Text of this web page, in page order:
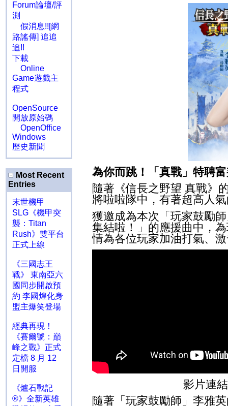
Forum論壇/評
測
假消息!![網
路謠傳] 追追
追!!
下載
Online
Game遊戲主
程式
OpenSource
開放原始碼
OpenOffice
Windows
歷史新聞
Most Recent
Entries
末世機甲
SLG《機甲突
襲：Titan
Rush》雙平台
正式上線
《三國志王
戰》 東南亞六
國同步開啟預
約 李國煌化身
盟主爆笑登場
經典再現！
《賽爾號：巔
峰之戰》正式
定檔 8 月 12
日開服
《爐石戰記
®》全新英雄
為你而跳！「真戰」特聘
隨著《信長之野望 真戰》
將啦啦隊中，有著超高人
獲邀成為本次「玩家鼓勵
集結啦！」的應援曲中，
情為各位玩家加油打氣、
影片連結
隨著「玩家鼓勵師」李雅